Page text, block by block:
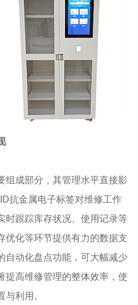
组成部分，其管理水平直接影
抗金属电子标签对维修工作
时跟踪库存状况、使用记录等
优化等环节提供有力的数据支
自动化盘点功能，可大幅减少
提高维修管理的整体效率，使
利用。